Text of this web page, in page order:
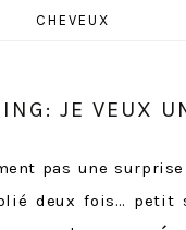
CHEVEUX
JE VEUX
pas une
deux fois… petit